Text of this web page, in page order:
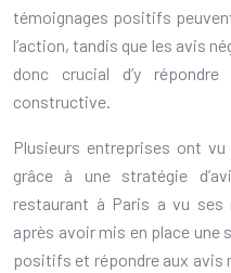
témoignages positifs
l’action, tandis que les avis
donc crucial d’y
constructive.
Plusieurs entreprises ont
grâce à une stratégie
restaurant à Paris a vu ses
après avoir mis en place une
positifs et répondre aux avis